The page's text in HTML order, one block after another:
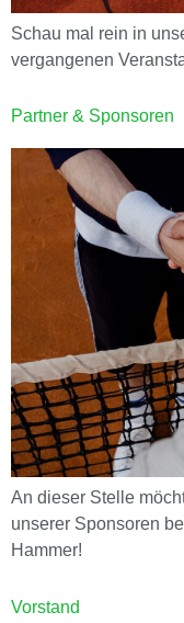
Schau mal rein in
vergangenen
Partner & Sponsoren
An dieser Stelle
unserer Sponsoren
Hammer!
Vorstand